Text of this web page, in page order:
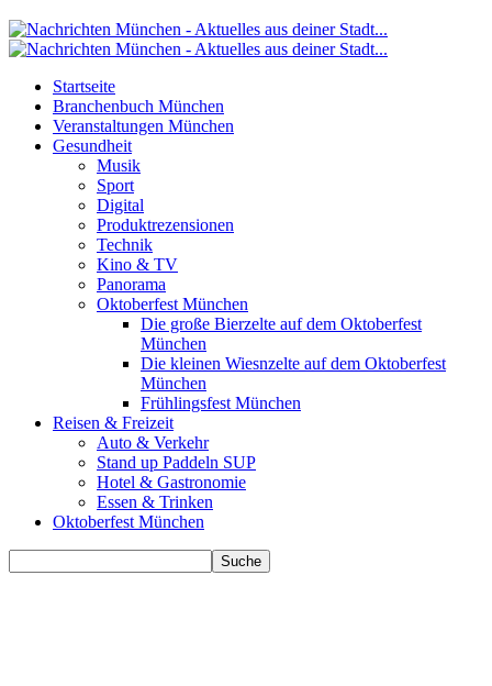
Startseite
Branchenbuch München
Veranstaltungen München
Gesundheit
Musik
Sport
Digital
Produktrezensionen
Technik
Kino & TV
Panorama
Oktoberfest München
Die große Bierzelte auf dem Oktoberfest
München
Die kleinen Wiesnzelte auf dem Oktoberfest
München
Frühlingsfest München
Reisen & Freizeit
Auto & Verkehr
Stand up Paddeln SUP
Hotel & Gastronomie
Essen & Trinken
Oktoberfest München